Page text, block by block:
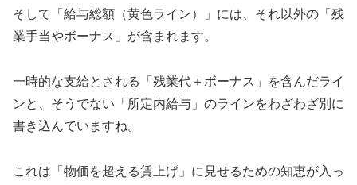
そして「給与総額（黄色ライン）」には、それ以外の「残
業手当やボーナス」が含まれます。
一時的な支給とされる「残業代＋ボーナス」を含んだライ
ンと、そうでない「所定内給与」のラインをわざわざ別に
書き込んでいますね。
これは「物価を超える賃上げ」に見せるための知恵が入っ